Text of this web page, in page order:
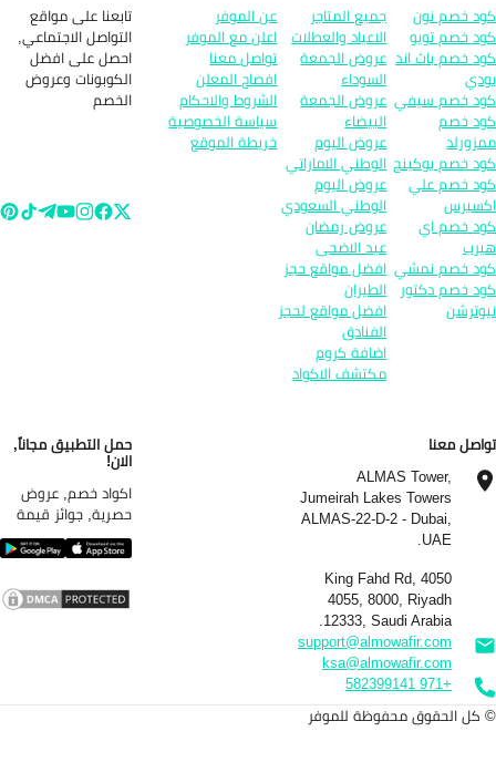
خصم نون
خصم تويو
خصم باث اند
خصم سيفي
خصم
خصم بوكينج
خصم علي
خصم اي
خصم نمشي
خصم دكتور
جميع المتاجر
الاعياد والعطلات
عروض الجمعة
السوداء
عروض الجمعة
البيضاء
عروض اليوم
الوطني الاماراتي
عروض اليوم
الوطني السعودي
عروض رمضان
عيد الاضحى
افضل مواقع حجز
الطيران
افضل مواقع لحجز
الفنادق
اضافة كروم
مكتشف الاكواد
عن الموفر
اعلن مع الموفر
تواصل معنا
افصاح المعلن
الشروط والاحكام
سياسة الخصوصية
خريطة الموقع
تابعنا على مواقع
التواصل الاجتماعي,
احصل على افضل
الكوبونات وعروض
الخصم
معنا
ALMAS Tower,
Jumeirah Lakes Towers
ALMAS-22-D-2 - Dubai,
UAE.
4050 King Fahd Rd,
4055, 8000, Riyadh
12333, Saudi Arabia.
support@almowafir.com
ksa@almowafir.com
حمل التطبيق مجاناً,
الان!
اكواد خصم, عروض
حصرية, جوائز قيمة
الحقوق محفوظة للموفر